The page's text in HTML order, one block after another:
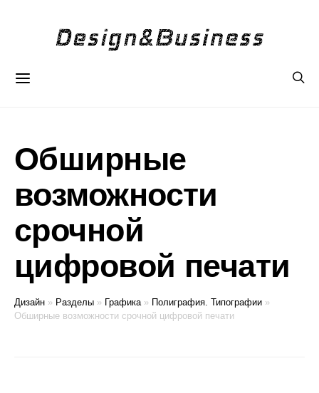
Обширные
возможности
срочной
цифровой печати
Дизайн » Разделы » Графика» Полиграфия. Типографии »
Обширные возможности срочной цифровой печати